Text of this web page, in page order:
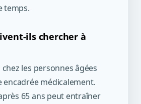
temps.
ils chercher à
les personnes âgées
médicalement.
65 ans peut entraîner